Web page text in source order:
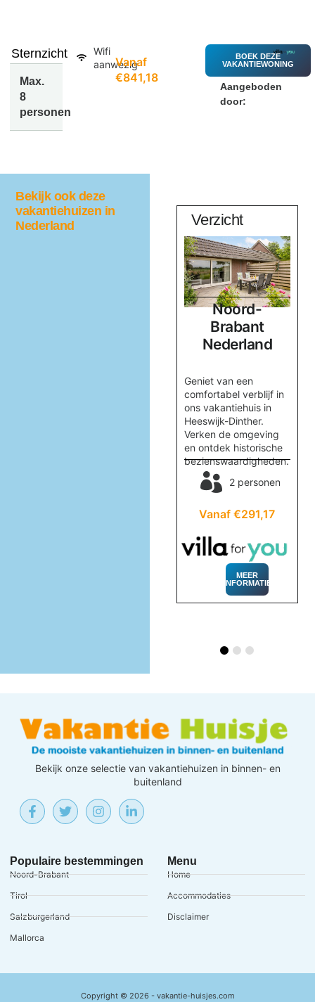
Sternzicht
Max.
8
personen
Wifi
aanwezig
Vanaf
€841,18
BOEK DEZE
VAKANTIEWONING
Aangeboden
door:
Bekijk ook deze
vakantiehuizen in
NederlandQuercus Verzicht
Noord-
Brabant
Nederland
Geniet van een
comfortabel verblijf in
ons vakantiehuis in
Heeswijk-Dinther.
Verken de omgeving
en ontdek historische
bezienswaardigheden.
2 personen
Vanaf €291,17
MEER
INFORMATIE
Bekijk onze selectie van vakantiehuizen in binnen- en
buitenland
Populaire bestemmingen
Noord-Brabant
Tirol
Salzburgerland
Mallorca
Menu
Home
Accommodaties
Disclaimer
Copyright © 2026 - vakantie-huisjes.com